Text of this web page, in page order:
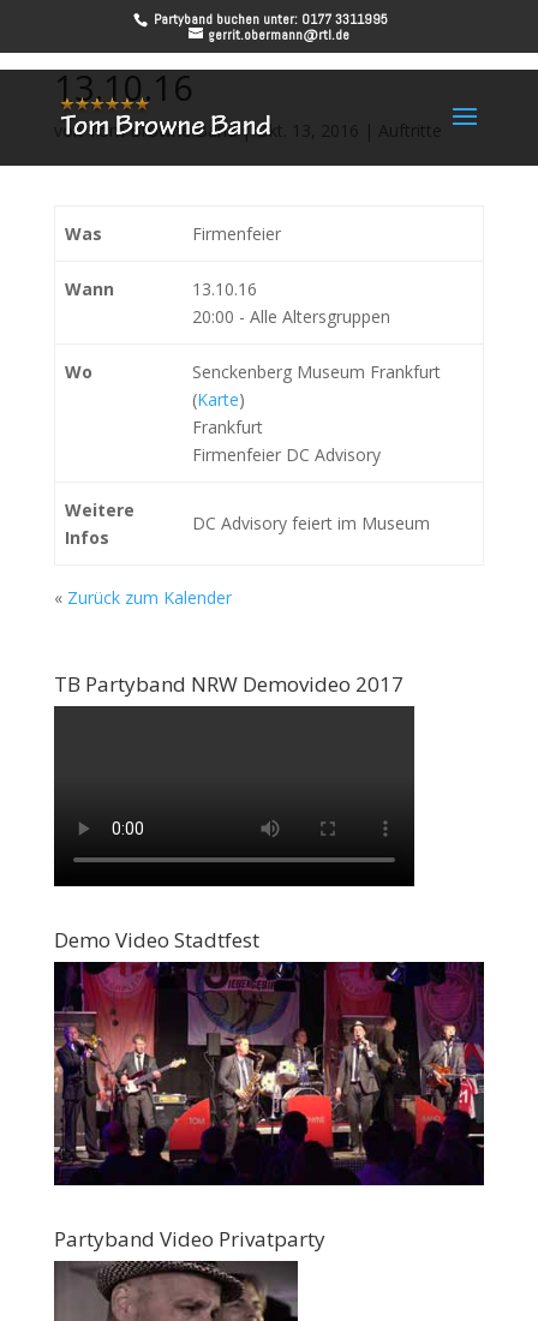
Partyband buchen unter: 0177 3311995
gerrit.obermann@rtl.de
13.10.16
vonTom Browne Band|Okt. 13, 2016 | Auftritte
Was Firmenfeier
Wann
13.10.16
20:00 - Alle Altersgruppen
Wo
Senckenberg Museum Frankfurt
(Karte)
Frankfurt
Firmenfeier DC Advisory
Weitere
Infos
DC Advisory feiert im Museum
« Zurück zum Kalender
TB Partyband NRW Demovideo 2017
Demo Video Stadtfest
Partyband Video Privatparty